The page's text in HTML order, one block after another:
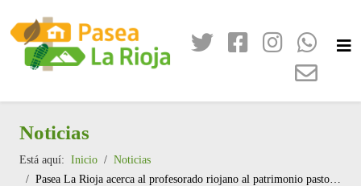
Noticias
Está aquí: Inicio
Noticias
Pasea La Rioja acerca al profesorado riojano al patrimonio pastoril y la trashumancia